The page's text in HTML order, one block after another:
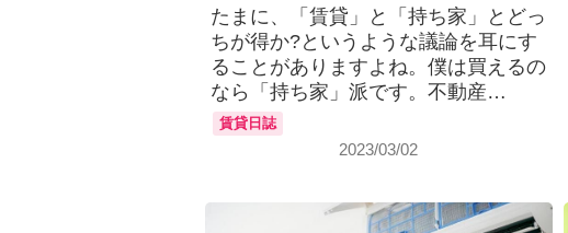
たまに、「賃貸」と「持ち家」とどっ
ちが得か?というような議論を耳にす
ることがありますよね。僕は買えるの
なら「持ち家」派です。不動産…
賃貸日誌
2023/03/02